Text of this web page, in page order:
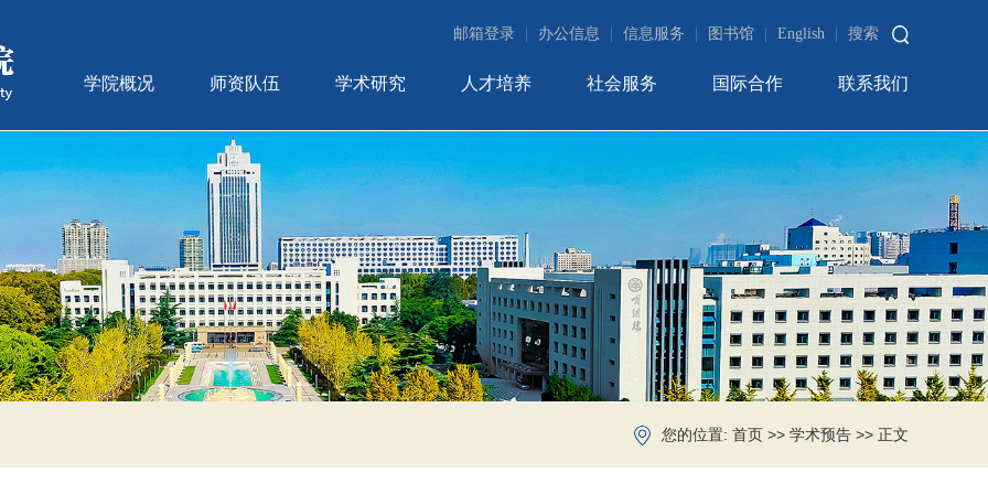
邮箱登录 办公信息 信息服务 图书馆 English 搜索
学院概况 师资队伍 学术研究 人才培养 社会服务 国际合作 联系我们
您的位置: 首页 >> 学术预告 >> 正文